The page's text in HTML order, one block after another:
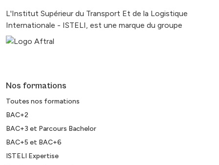
L'Institut Supérieur du Transport Et de la Logistique
Internationale - ISTELI, est une marque du groupe
Nos formations
Toutes nos formations
BAC+2
BAC+3 et Parcours Bachelor
BAC+5 et BAC+6
ISTELI Expertise